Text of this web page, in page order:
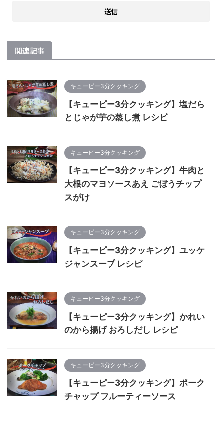
関連記事
キューピー3分クッキング
【キューピー3分クッキング】塩だら
とじゃが芋の蒸し煮 レシピ
キューピー3分クッキング
【キューピー3分クッキング】牛肉と
大根のマヨソースあえ ごぼうチップ
スがけ
キューピー3分クッキング
【キューピー3分クッキング】ユッケ
ジャンスープ レシピ
キューピー3分クッキング
【キューピー3分クッキング】かれい
のから揚げ おろしだし レシピ
キューピー3分クッキング
【キューピー3分クッキング】ポーク
チャップ フルーティーソース